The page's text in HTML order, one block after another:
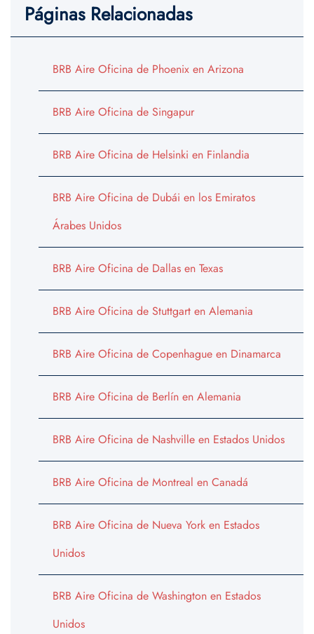
Páginas Relacionadas
BRB Aire Oficina de Phoenix en Arizona
BRB Aire Oficina de Singapur
BRB Aire Oficina de Helsinki en Finlandia
BRB Aire Oficina de Dubái en los Emiratos
Árabes Unidos
BRB Aire Oficina de Dallas en Texas
BRB Aire Oficina de Stuttgart en Alemania
BRB Aire Oficina de Copenhague en Dinamarca
BRB Aire Oficina de Berlín en Alemania
BRB Aire Oficina de Nashville en Estados Unidos
BRB Aire Oficina de Montreal en Canadá
BRB Aire Oficina de Nueva York en Estados
Unidos
BRB Aire Oficina de Washington en Estados
Unidos